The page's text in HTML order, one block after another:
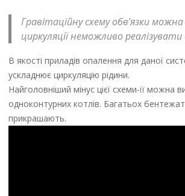
Гравітаційну схему обв’язки
циркуляції неможливо
В якості приладів опалення для даної
ускладнює циркуляцію рідини.
Найголовніший мінус цієї схеми-її можна
одноконтурних котлів. Багатьох
прикрашають.